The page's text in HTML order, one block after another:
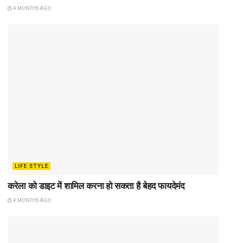
4 MONTHS AGO
LIFE STYLE
करेला को डाइट में शामिल करना हो सकता है बेहद फायदेमंद
4 MONTHS AGO